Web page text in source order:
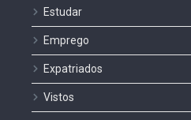
Estudar
Emprego
Expatriados
Vistos